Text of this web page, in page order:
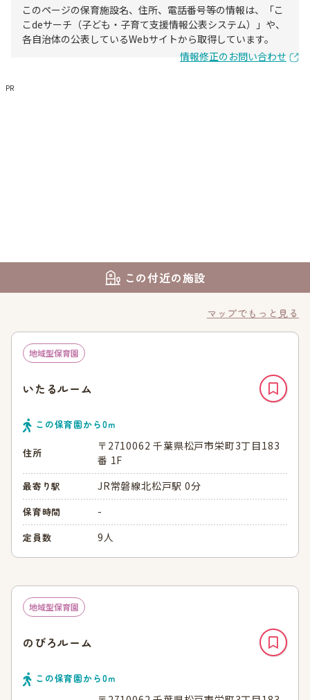
このページの保育施設名、住所、電話番号等の情報は、「こ
こdeサーチ（子ども・子育て支援情報公表システム）」や、
各自治体の公表しているWebサイトから取得しています。
情報修正のお問い合わせ
PR
この付近の施設
マップでもっと見る
地域型保育園
いたるルーム
この保育園から0ｍ
住所
〒2710062 千葉県松戸市栄町3丁目183
番 1F
最寄り駅 JR常磐線北松戸駅 0分
保育時間 -
定員数 9人
地域型保育園
のびろルーム
この保育園から0ｍ